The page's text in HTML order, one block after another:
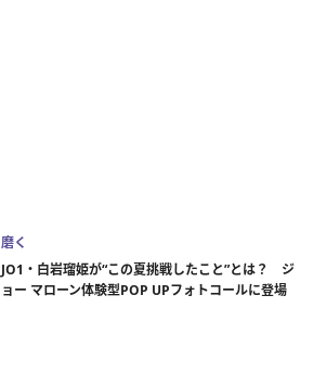
磨く
JO1・白岩瑠姫が“この夏挑戦したこと”とは？ ジ
ョー マローン体験型POP UPフォトコールに登場